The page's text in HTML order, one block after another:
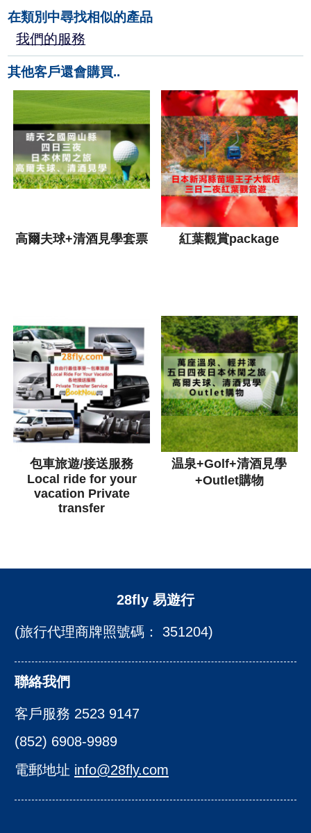
在類別中尋找相似的產品
我們的服務
其他客戶還會購買..
高爾夫球+清酒見學套票 紅葉觀賞package
包車旅遊/接送服務
Local ride for your
vacation Private
transfer
温泉+Golf+清酒見學
+Outlet購物
28fly 易遊行
(旅行代理商牌照號碼： 351204)
聯絡我們
客戶服務 2523 9147
(852) 6908-9989
電郵地址 info@28fly.com